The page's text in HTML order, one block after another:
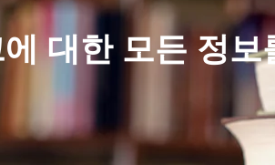
대한 모든 정보